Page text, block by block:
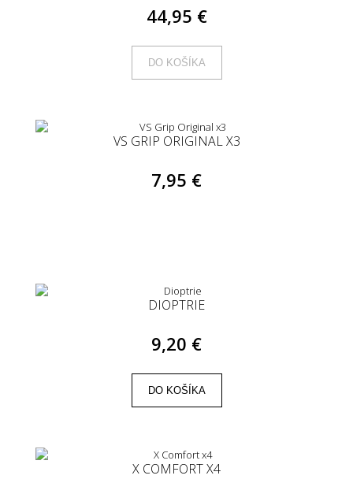
44,95 €
DO KOŠÍKA
VS GRIP ORIGINAL X3
7,95 €
DIOPTRIE
9,20 €
DO KOŠÍKA
X COMFORT X4